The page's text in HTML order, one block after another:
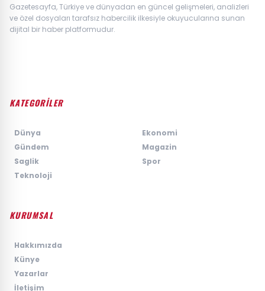
Gazetesayfa, Türkiye ve dünyadan en güncel gelişmeleri, analizleri
ve özel dosyaları tarafsız habercilik ilkesiyle okuyucularına sunan
dijital bir haber platformudur.
KATEGORİLER
Dünya
Ekonomi
Gündem
Magazin
Saglik
Spor
Teknoloji
KURUMSAL
Hakkımızda
Künye
Yazarlar
İletişim